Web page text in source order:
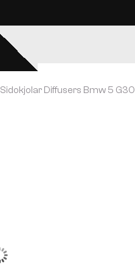
Sidokjolar Diffusers Bmw 5 G30